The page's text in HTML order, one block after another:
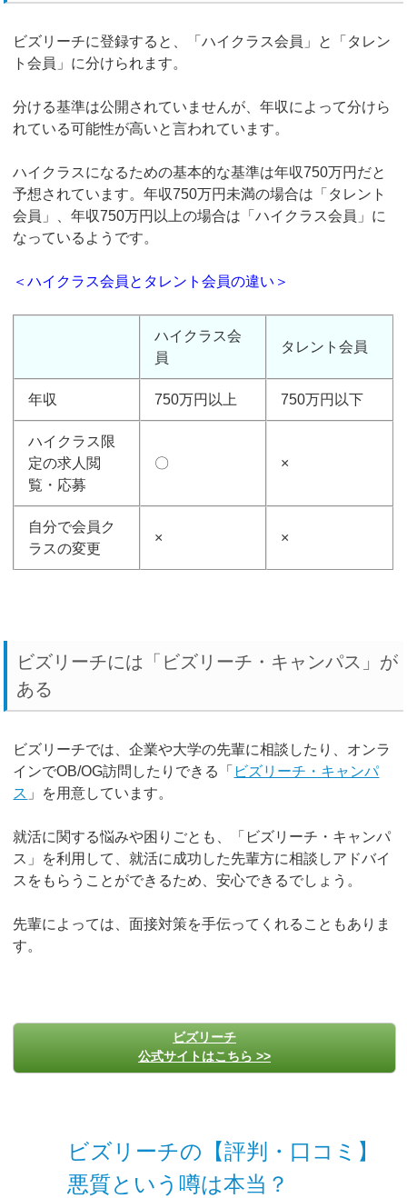
ビズリーチに登録すると、「ハイクラス会員」と「タレン
ト会員」に分けられます。
分ける基準は公開されていませんが、年収によって分けら
れている可能性が高いと言われています。
ハイクラスになるための基本的な基準は年収750万円だと
予想されています。年収750万円未満の場合は「タレント
会員」、年収750万円以上の場合は「ハイクラス会員」に
なっているようです。
＜ハイクラス会員とタレント会員の違い＞
ハイクラス会
員
タレント会員
年収 750万円以上 750万円以下
ハイクラス限
定の求人閲
覧・応募
〇 ×
自分で会員ク
ラスの変更
× ×
ビズリーチには「ビズリーチ・キャンパス」が
ある
ビズリーチでは、企業や大学の先輩に相談したり、オンラ
インでOB/OG訪問したりできる「 ビズリーチ・キャンパ
ス 」を用意しています。
就活に関する悩みや困りごとも、「ビズリーチ・キャンパ
ス」を利用して、就活に成功した先輩方に相談しアドバイ
スをもらうことができるため、安心できるでしょう。
先輩によっては、面接対策を手伝ってくれることもありま
す。
ビズリーチ
公式サイトはこちら >>
ビズリーチの【評判・口コミ】
悪質という噂は本当？